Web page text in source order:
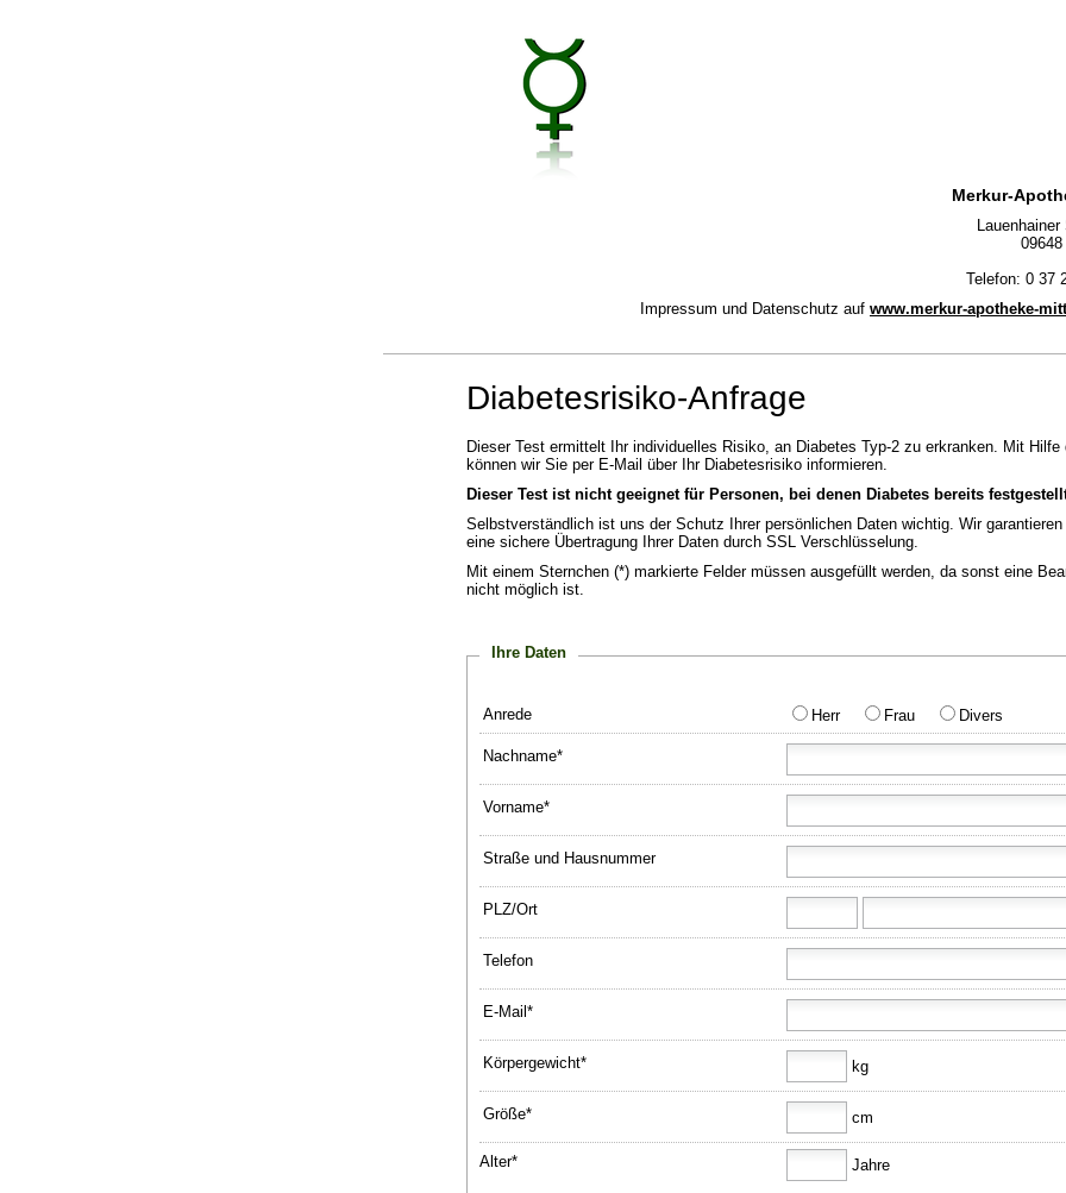
Merkur-
Telefon: 0 37
Impressum und Datenschutz auf www.merkur-apotheke-
Diabetesrisiko-Anfrage
Dieser Test ermittelt Ihr individuelles Risiko, an Diabetes Typ-2 zu erkranken. Mit Hilfe
können wir Sie per E-Mail über Ihr Diabetesrisiko informieren.
Dieser Test ist nicht geeignet für Personen, bei denen Diabetes bereits
Selbstverständlich ist uns der Schutz Ihrer persönlichen Daten wichtig. Wir garantieren
eine sichere Übertragung Ihrer Daten durch SSL Verschlüsselung.
Mit einem Sternchen (*) markierte Felder müssen ausgefüllt werden, da sonst eine
nicht möglich ist.
Ihre Daten
Anrede Herr Frau Divers
Nachname*
Vorname*
Straße und Hausnummer
PLZ/Ort
Telefon
E-Mail*
Körpergewicht* kg
Größe* cm
Alter* Jahre